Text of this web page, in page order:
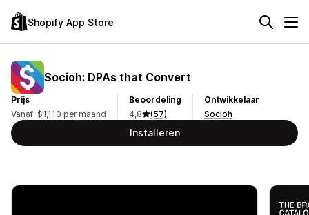
Shopify App Store
Socioh: DPAs that Convert
Prijs
Vanaf $1,110 per maand
Beoordeling
4,8
(57)
Ontwikkelaar
Socioh
Installeren